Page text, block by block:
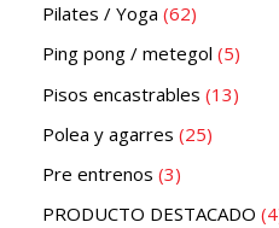
Pilates / Yoga 62
Ping pong / metegol 5
Pisos encastrables 13
Polea y agarres 25
Pre entrenos 3
PRODUCTO DESTACADO 4